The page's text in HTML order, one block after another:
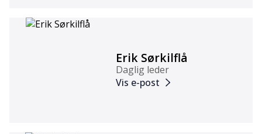
Erik Sørkilflå
Daglig leder
Vis e-post